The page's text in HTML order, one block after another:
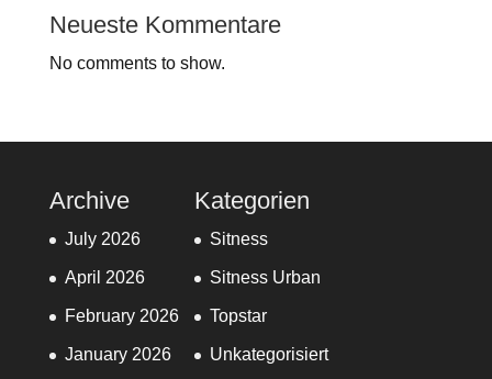
Neueste Kommentare
No comments to show.
Archive
July 2026
April 2026
February 2026
January 2026
Kategorien
Sitness
Sitness Urban
Topstar
Unkategorisiert